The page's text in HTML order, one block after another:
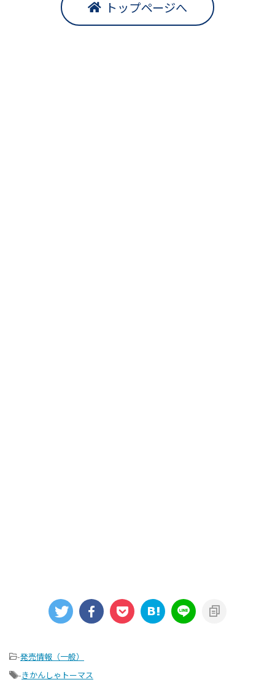
トップページへ
-発売情報（一般）
-きかんしゃトーマス